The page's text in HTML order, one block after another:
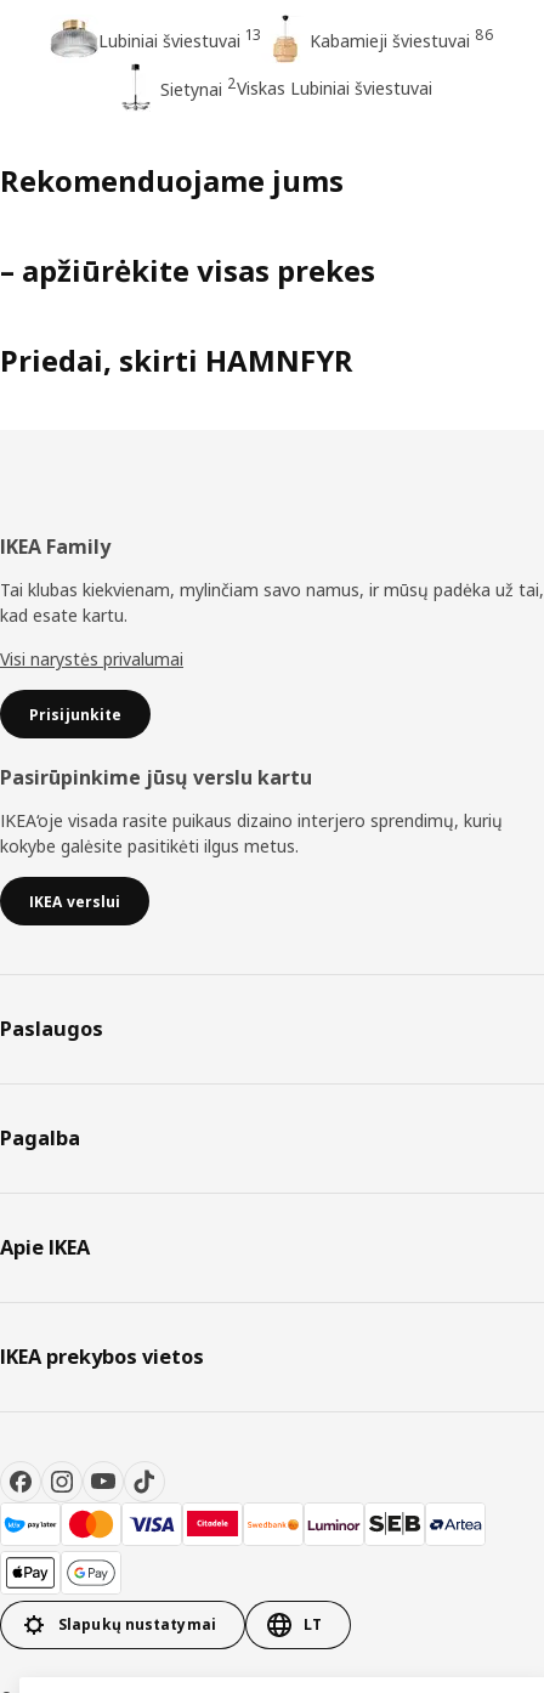
Lubiniai šviestuvai 13 Kabamieji šviestuvai 86
Sietynai 2Viskas Lubiniai šviestuvai
Rekomenduojame jums
– apžiūrėkite visas prekes
Priedai, skirti HAMNFYR
Poraštė
IKEA Family
Tai klubas kiekvienam, mylinčiam savo namus, ir mūsų padėka už tai,
kad esate kartu.
Visi narystės privalumai
Prisijunkite
Pasirūpinkime jūsų verslu kartu
IKEA‘oje visada rasite puikaus dizaino interjero sprendimų, kurių
kokybe galėsite pasitikėti ilgus metus.
IKEA verslui
Paslaugos
Pagalba
Apie IKEA
IKEA prekybos vietos
Slapukų nustatymai LT